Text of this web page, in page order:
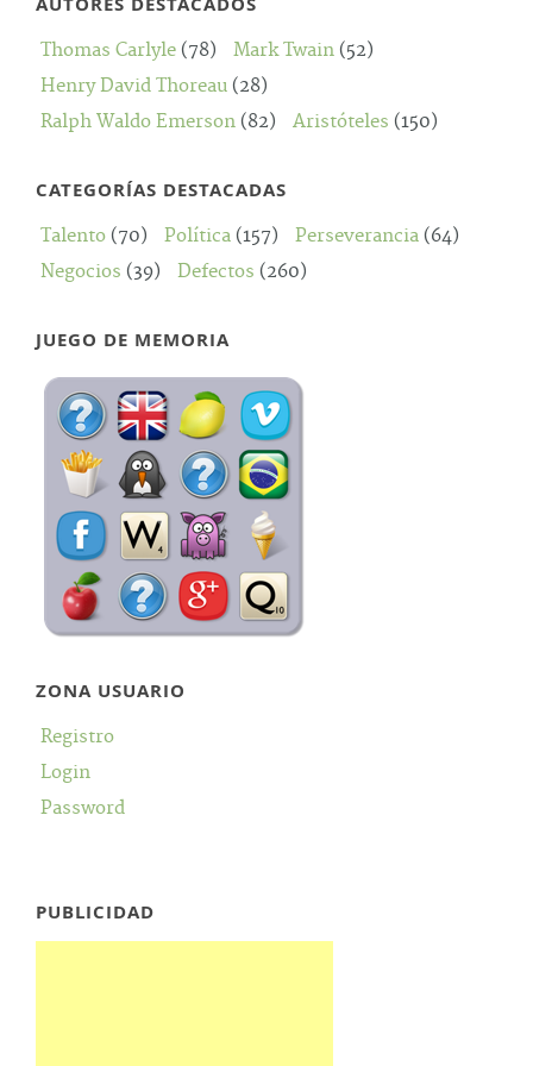
Thomas Carlyle (78) Mark Twain (52)
Henry David Thoreau (28)
Ralph Waldo Emerson (82) Aristóteles (150)
CATEGORÍAS DESTACADAS
Talento (70) Política (157) Perseverancia (64)
Negocios (39) Defectos (260)
JUEGO DE MEMORIA
ZONA USUARIO
Registro
Login
Password
PUBLICIDAD